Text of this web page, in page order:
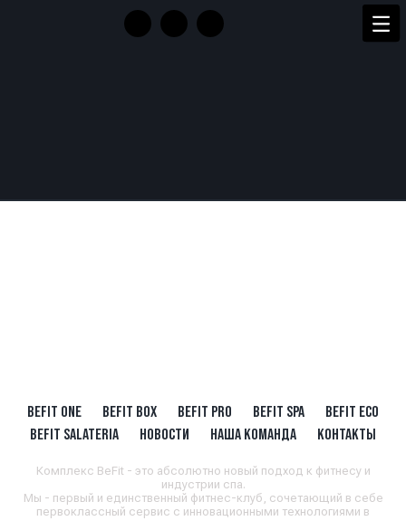
BEFIT ONE BEFIT BOX BEFIT PRO BEFIT SPA
BEFIT ECO
BEFIT SALATERIA
НОВОСТИ НАША КОМАНДА КОНТАКТЫ
Комплекс BeFit - это абсолютно новый подход к фитнесу и
индустрии спа.
Мы - первый и единственный фитнес-клуб, сочетающий в себе
первоклассный сервис с инновационными технологиями в